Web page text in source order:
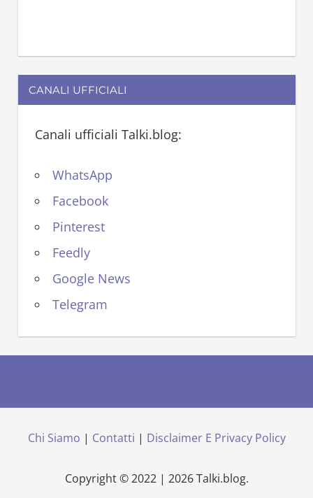
CANALI UFFICIALI
Canali ufficiali Talki.blog:
WhatsApp
Facebook
Pinterest
Feedly
Google News
Telegram
Chi Siamo | Contatti | Disclaimer E Privacy Policy
Copyright © 2022 | 2026 Talki.blog.